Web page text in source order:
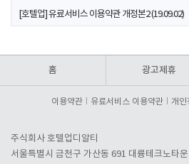
[호텔업] 유료서비스 이용약관 개정본2 (19.09.02)
홈 광고제휴
이용약관 유료서비스 이용약관 개인
주식회사 호텔업디알티
서울특별시 금천구 가산동 691 대륭테크노타